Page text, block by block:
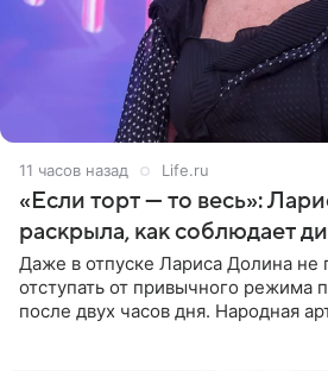
11 часов назад Life.ru
«Если торт — то весь»:
раскрыла, как соблюдает
Даже в отпуске Лариса Долина не
отступать от привычного режима
после двух часов дня. Народная